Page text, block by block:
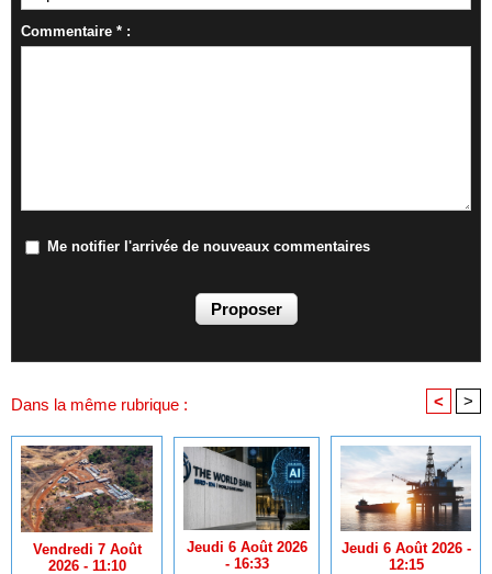
Commentaire * :
Me notifier l'arrivée de nouveaux commentaires
Dans la même rubrique : < >
Vendredi 7 Août
2026 - 11:10
Jeudi 6 Août 2026
- 16:33
Jeudi 6 Août 2026 -
12:15